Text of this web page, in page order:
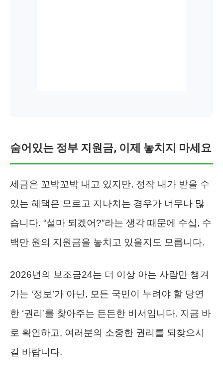
숨어있는 정부 지원금, 이제 놓치지 마세요
세금은 꼬박꼬박 내고 있지만, 정작 내가 받을 수
있는 혜택은 모르고 지나치는 경우가 너무나 많
습니다. “설마 되겠어?”라는 생각 때문에 수십, 수
백만 원의 지원금을 놓치고 있을지도 모릅니다.
2026년의 보조금24는 더 이상 아는 사람만 챙겨
가는 ‘정보’가 아닌, 모든 국민이 누려야 할 당연
한 ‘권리’를 찾아주는 든든한 비서입니다. 지금 바
로 확인하고, 여러분의 소중한 권리를 되찾으시
길 바랍니다.